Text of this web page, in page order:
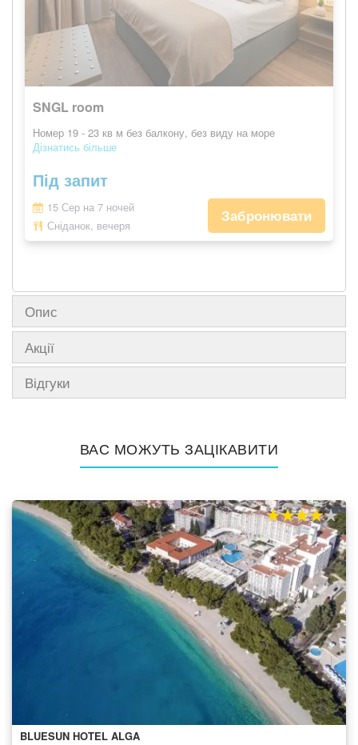
SNGL room
Номер 19 - 23 кв м без балкону, без виду на море
Дізнатись більше
Під запит
15 Сер на 7 ночей
Сніданок, вечеря
Забронювати
Опис
Акції
Відгуки
ВАС МОЖУТЬ ЗАЦІКАВИТИ
80%
% of100
BLUESUN HOTEL ALGA